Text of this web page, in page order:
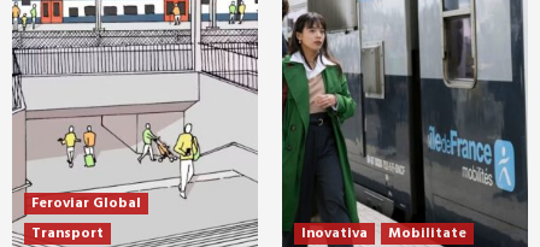
Feroviar Global
Transport
Inovativa Mobilitate